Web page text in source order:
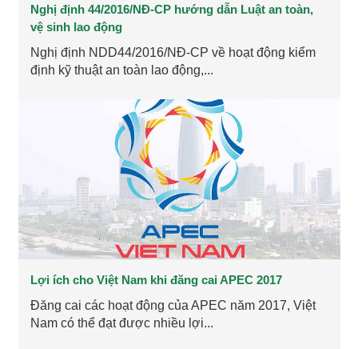
Nghị định 44/2016/NĐ-CP hướng dẫn Luật an toàn,
vệ sinh lao động
Nghị định NDD44/2016/NĐ-CP về hoạt động kiểm
định kỹ thuật an toàn lao động,...
Lợi ích cho Việt Nam khi đăng cai APEC 2017
Đăng cai các hoạt động của APEC năm 2017, Việt
Nam có thể đạt được nhiều lợi...